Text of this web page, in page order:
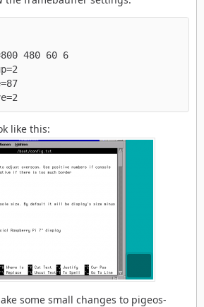
like this:
some small changes to pigeos-